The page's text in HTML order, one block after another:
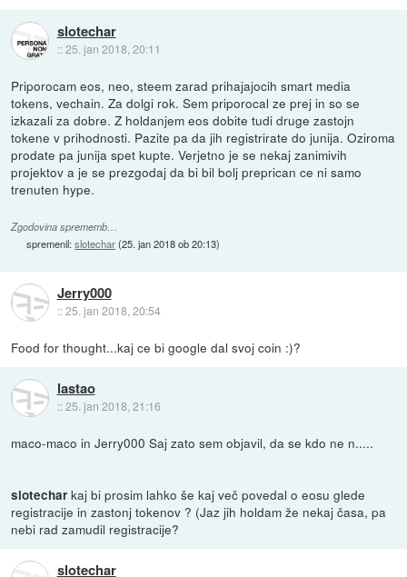
slotechar
::25. jan 2018, 20:11
Priporocam eos, neo, steem zarad prihajajocih smart media
tokens, vechain. Za dolgi rok. Sem priporocal ze prej in so se
izkazali za dobre. Z holdanjem eos dobite tudi druge zastojn
tokene v prihodnosti. Pazite pa da jih registrirate do junija. Oziroma
prodate pa junija spet kupte. Verjetno je se nekaj zanimivih
projektov a je se prezgodaj da bi bil bolj preprican ce ni samo
trenuten hype.
Zgodovina sprememb…
spremenil:slotechar(25. jan 2018 ob 20:13)
Jerry000
::25. jan 2018, 20:54
Food for thought...kaj ce bi google dal svoj coin :)?
lastao
::25. jan 2018, 21:16
maco-maco in Jerry000 Saj zato sem objavil, da se kdo ne n.....
slotechar kaj bi prosim lahko še kaj več povedal o eosu glede
registracije in zastonj tokenov ? (Jaz jih holdam že nekaj časa, pa
nebi rad zamudil registracije?
slotechar